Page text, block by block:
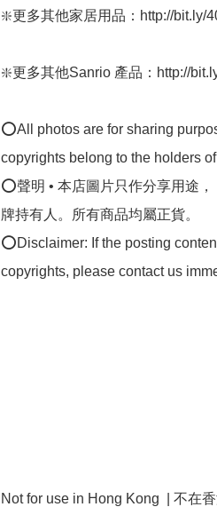
❇️更多其他家居用品：http://bit.ly/
❇️更多其他Sanrio 產品：http://
⭕All photos are for sharing
copyrights belong to the holders
⭕聲明 • 本店圖片只作分享用途
牌持有人。所有商品均屬正貨。
⭕Disclaimer: If the posting
copyrights, please contact us
Not for use in Hong Kong  | 不在